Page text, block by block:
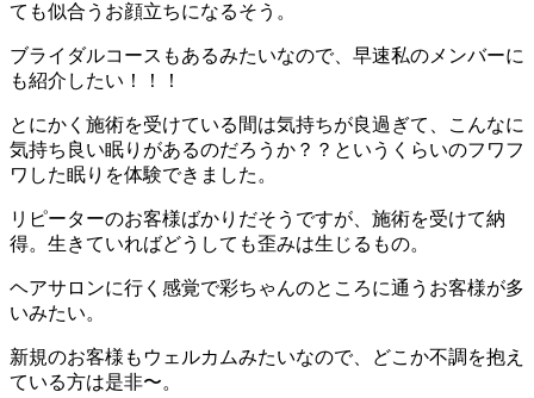
ても似合うお顔立ちになるそう。
ブライダルコースもあるみたいなので、早速私のメンバーに
も紹介したい！！！
とにかく施術を受けている間は気持ちが良過ぎて、こんなに
気持ち良い眠りがあるのだろうか？？というくらいのフワフ
ワした眠りを体験できました。
リピーターのお客様ばかりだそうですが、施術を受けて納
得。生きていればどうしても歪みは生じるもの。
ヘアサロンに行く感覚で彩ちゃんのところに通うお客様が多
いみたい。
新規のお客様もウェルカムみたいなので、どこか不調を抱え
ている方は是非〜。